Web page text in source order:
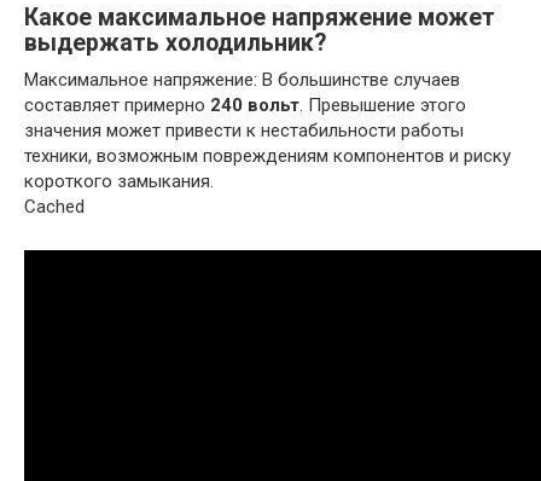
Какое максимальное напряжение может
выдержать холодильник?
Максимальное напряжение: В большинстве случаев
составляет примерно 240 вольт. Превышение этого
значения может привести к нестабильности работы
техники, возможным повреждениям компонентов и риску
короткого замыкания.
Cached